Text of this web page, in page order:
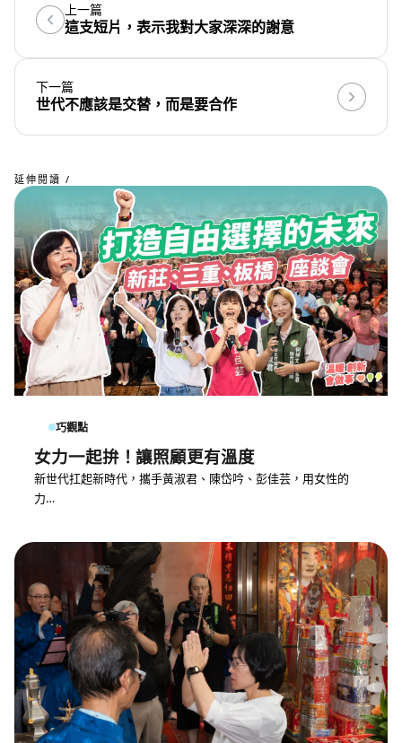
上一篇
這支短片，表示我對大家深深的謝意
下一篇
世代不應該是交替，而是要合作
延伸閱讀 /
巧觀點
女力一起拚！讓照顧更有溫度
新世代扛起新時代，攜手黃淑君、陳岱吟、彭佳芸，用女性的
力…